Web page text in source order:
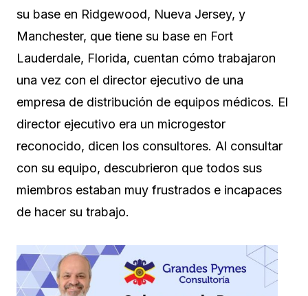
su base en Ridgewood, Nueva Jersey, y
Manchester, que tiene su base en Fort
Lauderdale, Florida, cuentan cómo trabajaron
una vez con el director ejecutivo de una
empresa de distribución de equipos médicos. El
director ejecutivo era un microgestor
reconocido, dicen los consultores. Al consultar
con su equipo, descubrieron que todos sus
miembros estaban muy frustrados e incapaces
de hacer su trabajo.